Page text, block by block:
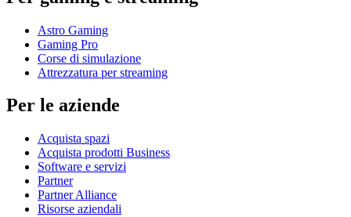
Astro Gaming
Gaming Pro
Corse di simulazione
Attrezzatura per streaming
Per le aziende
Acquista spazi
Acquista prodotti Business
Software e servizi
Partner
Partner Alliance
Risorse aziendali